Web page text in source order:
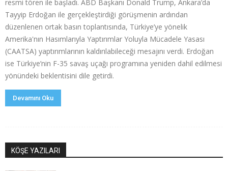
resmi tören ile başladı. ABD Başkanı Donald Trump, Ankara’da
Tayyip Erdoğan ile gerçekleştirdiği görüşmenin ardından
düzenlenen ortak basın toplantısında, Türkiye’ye yönelik
Amerika'nın Hasımlarıyla Yaptırımlar Yoluyla Mücadele Yasası
(CAATSA) yaptırımlarının kaldırılabileceği mesajını verdi. Erdoğan
ise Türkiye’nin F-35 savaş uçağı programına yeniden dahil edilmesi
yönündeki beklentisini dile getirdi.
Devamını Oku
KÖŞE YAZILARI